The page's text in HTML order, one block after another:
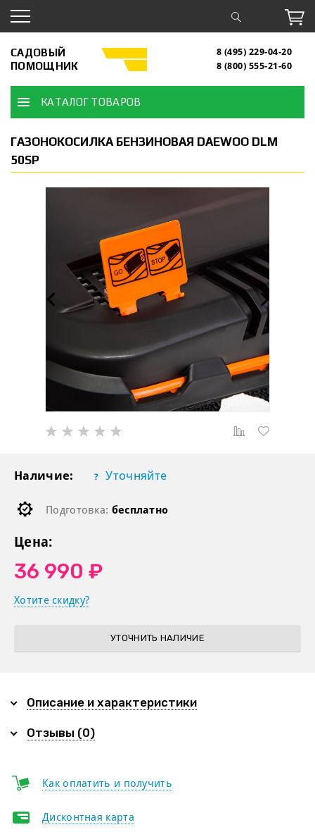
САДОВЫЙ
ПОМОЩНИК
8 (495) 229-04-20
8 (800) 555-21-60
КАТАЛОГ ТОВАРОВ
ГАЗОНОКОСИЛКА БЕНЗИНОВАЯ DAEWOO DLM
50SP
Наличие: Уточняйте
Подготовка: бесплатно
Цена:
36 990 ₽
Хотите скидку?
УТОЧНИТЬ НАЛИЧИЕ
Описание и характеристики
Отзывы (0)
Как оплатить и получить
Дисконтная карта